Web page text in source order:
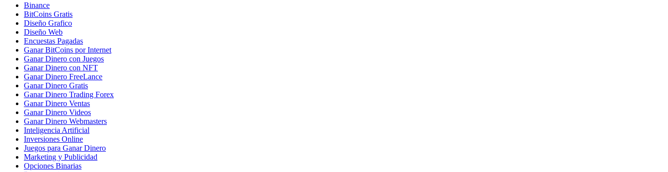
Binance
BitCoins Gratis
Diseño Grafico
Diseño Web
Encuestas Pagadas
Ganar BitCoins por Internet
Ganar Dinero con Juegos
Ganar Dinero con NFT
Ganar Dinero FreeLance
Ganar Dinero Gratis
Ganar Dinero Trading Forex
Ganar Dinero Ventas
Ganar Dinero Videos
Ganar Dinero Webmasters
Inteligencia Artificial
Inversiones Online
Juegos para Ganar Dinero
Marketing y Publicidad
Opciones Binarias